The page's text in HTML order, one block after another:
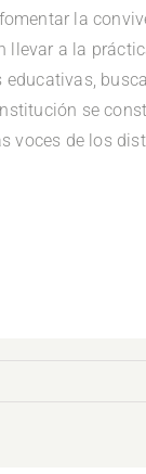
la
llevar a la
se
voces de los